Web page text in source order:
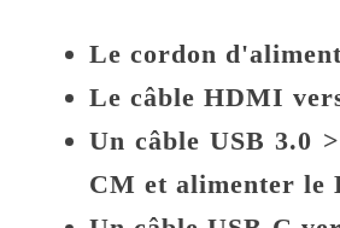
Le cordon
Le câble HDMI
Un câble USB 3.0
CM et alimenter le